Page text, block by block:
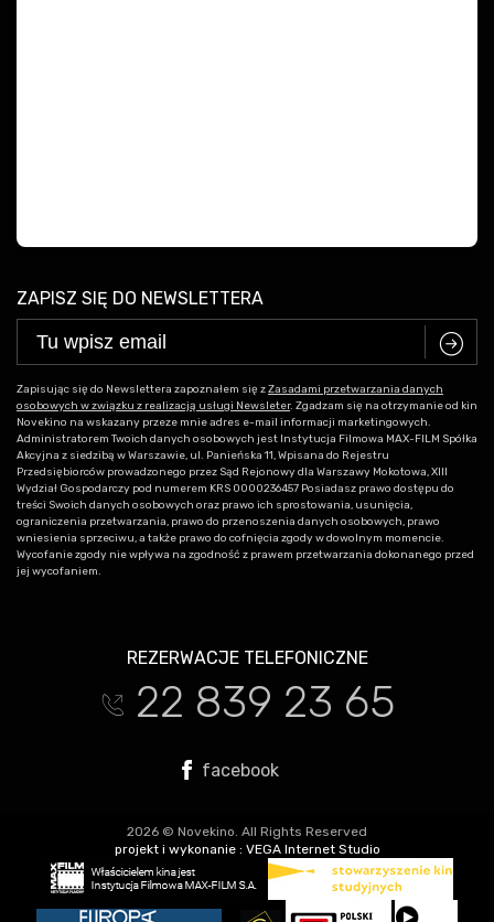
ZAPISZ SIĘ DO NEWSLETTERA
C
Zapisując się do Newslettera zapoznałem się zZasadami przetwarzania danych
osobowych w związku z realizacją usługi Newsleter. Zgadzam się na otrzymanie od kin
Novekino na wskazany przeze mnie adres e-mail informacji marketingowych.
Administratorem Twoich danych osobowych jest Instytucja Filmowa MAX-FILM Spółka
Akcyjna z siedzibą w Warszawie, ul. Panieńska 11, Wpisana do Rejestru
Przedsiębiorców prowadzonego przez Sąd Rejonowy dla Warszawy Mokotowa, XIII
Wydział Gospodarczy pod numerem KRS 0000236457 Posiadasz prawo dostępu do
treści Swoich danych osobowych oraz prawo ich sprostowania, usunięcia,
ograniczenia przetwarzania, prawo do przenoszenia danych osobowych, prawo
wniesienia sprzeciwu, a także prawo do cofnięcia zgody w dowolnym momencie.
Wycofanie zgody nie wpływa na zgodność z prawem przetwarzania dokonanego przed
jej wycofaniem.
REZERWACJE TELEFONICZNE
t 22 839 23 65
facebook
2026 © Novekino. All Rights Reserved
projekt i wykonanie : VEGA Internet Studio